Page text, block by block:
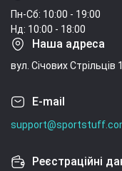
Пн-Сб: 10:00 - 19:00
Нд: 10:00 - 18:00
Наша адреса
вул. Січових Стрільців
E-mail
Реєстраційні